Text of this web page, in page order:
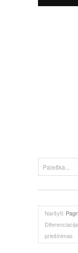
Naršyti:
priešinimas